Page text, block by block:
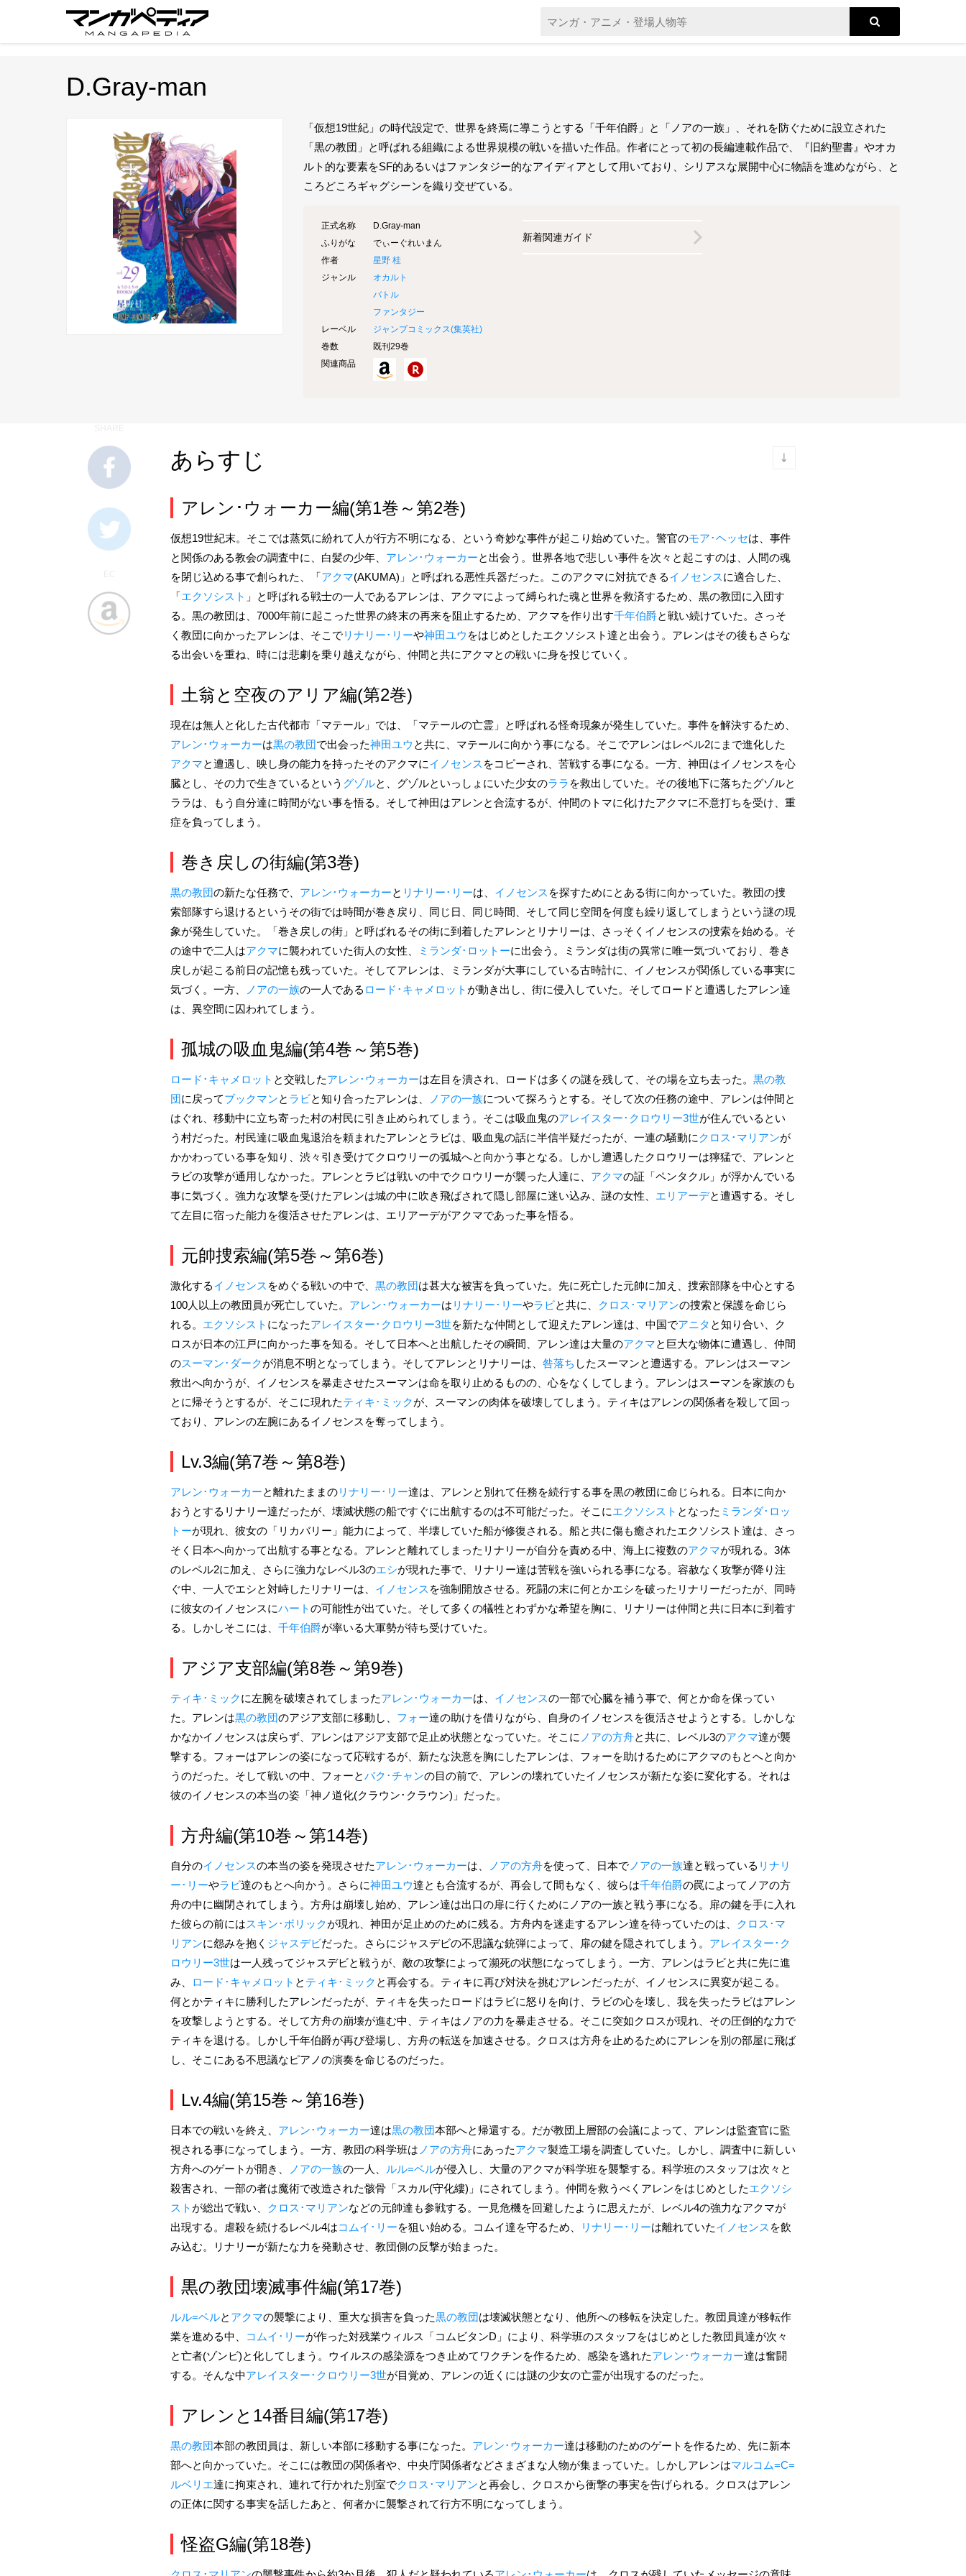
D.Gray-man
「仮想19世紀」の時代設定で、世界を終焉に導こうとする「千年伯爵」と「ノアの一族」、それを防ぐために設立された
「黒の教団」と呼ばれる組織による世界規模の戦いを描いた作品。作者にとって初の長編連載作品で、『旧約聖書』やオカ
ルト的な要素をSF的あるいはファンタジー的なアイディアとして用いており、シリアスな展開中心に物語を進めながら、と
ころどころギャグシーンを織り交ぜている。
正式名称
D.Gray-man
ふりがな
でぃーぐれいまん
作者
星野 桂
ジャンル
オカルト
バトル
ファンタジー
レーベル
ジャンプコミックス(集英社)
巻数
既刊29巻
関連商品
新着関連ガイド
あらすじ
アレン･ウォーカー編(第1巻～第2巻)
仮想19世紀末。そこでは蒸気に紛れて人が行方不明になる、という奇妙な事件が起こり始めていた。警官のモア･ヘッセは、事件
と関係のある教会の調査中に、白髪の少年、 アレン･ウォーカーと出会う。世界各地で悲しい事件を次々と起こすのは、人間の魂
を閉じ込める事で創られた、「アクマ(AKUMA)」と呼ばれる悪性兵器だった。このアクマに対抗できるイノセンスに適合した、
「エクソシスト 」と呼ばれる戦士の一人であるアレンは、アクマによって縛られた魂と世界を救済するため、黒の教団に入団す
る。黒の教団は、7000年前に起こった世界の終末の再来を阻止するため、アクマを作り出す千年伯爵と戦い続けていた。さっそ
く教団に向かったアレンは、そこでリナリー･リーや神田ユウ をはじめとしたエクソシスト達と出会う。アレンはその後もさらな
る出会いを重ね、時には悲劇を乗り越えながら、仲間と共にアクマとの戦いに身を投じていく。
土翁と空夜のアリア編(第2巻)
現在は無人と化した古代都市「マテール」では、「マテールの亡霊」と呼ばれる怪奇現象が発生していた。事件を解決するため、
アレン･ウォーカーは黒の教団で出会った神田ユウ と共に、マテールに向かう事になる。そこでアレンはレベル2にまで進化した
アクマと遭遇し、映し身の能力を持ったそのアクマにイノセンス をコピーされ、苦戦する事になる。一方、神田はイノセンスを心
臓とし、その力で生きているという グゾルと、グゾルといっしょにいた少女のララ を救出していた。その後地下に落ちたグゾルと
ララは、もう自分達に時間がない事を悟る。そして神田はアレンと合流するが、仲間のトマに化けたアクマに不意打ちを受け、重
症を負ってしまう。
巻き戻しの街編(第3巻)
黒の教団の新たな任務で、 アレン･ウォーカーと リナリー･リーは、 イノセンス を探すためにとある街に向かっていた。教団の捜
索部隊すら退けるというその街では時間が巻き戻り、同じ日、同じ時間、そして同じ空間を何度も繰り返してしまうという謎の現
象が発生していた。「巻き戻しの街」と呼ばれるその街に到着したアレンとリナリーは、さっそくイノセンスの捜索を始める。そ
の途中で二人はアクマに襲われていた街人の女性、 ミランダ･ロットーに出会う。ミランダは街の異常に唯一気づいており、巻き
戻しが起こる前日の記憶も残っていた。そしてアレンは、ミランダが大事にしている古時計に、イノセンスが関係している事実に
気づく。一方、
ノアの一族の一人である ロード･キャメロット が動き出し、街に侵入していた。そしてロードと遭遇したアレン達
は、異空間に囚われてしまう。
孤城の吸血鬼編(第4巻～第5巻)
ロード･キャメロット と交戦したアレン･ウォーカーは左目を潰され、ロードは多くの謎を残して、その場を立ち去った。 黒の教
団に戻ってブックマンと ラビと知り合ったアレンは、 ノアの一族について探ろうとする。そして次の任務の途中、アレンは仲間と
はぐれ、移動中に立ち寄った村の村民に引き止められてしまう。そこは吸血鬼のアレイスター･クロウリー3世が住んでいるとい
う村だった。村民達に吸血鬼退治を頼まれたアレンとラビは、吸血鬼の話に半信半疑だったが、一連の騒動に クロス･マリアンが
かかわっている事を知り、渋々引き受けてクロウリーの弧城へと向かう事となる。しかし遭遇したクロウリーは獰猛で、アレンと
ラビの攻撃が通用しなかった。アレンとラビは戦いの中でクロウリーが襲った人達に、 アクマの証「ペンタクル」が浮かんでいる
事に気づく。強力な攻撃を受けたアレンは城の中に吹き飛ばされて隠し部屋に迷い込み、謎の女性、 エリアーデと遭遇する。そし
て左目に宿った能力を復活させたアレンは、エリアーデがアクマであった事を悟る。
元帥捜索編(第5巻～第6巻)
激化するイノセンス をめぐる戦いの中で、 黒の教団は甚大な被害を負っていた。先に死亡した元帥に加え、捜索部隊を中心とする
100人以上の教団員が死亡していた。 アレン･ウォーカーは リナリー･リーやラビと共に、 クロス･マリアンの捜索と保護を命じら
れる。 エクソシスト になったアレイスター･クロウリー3世を新たな仲間として迎えたアレン達は、中国でアニタ と知り合い、ク
ロスが日本の江戸に向かった事を知る。そして日本へと出航したその瞬間、アレン達は大量のアクマと巨大な物体に遭遇し、仲間
のスーマン･ダークが消息不明となってしまう。そしてアレンとリナリーは、 咎落ち したスーマンと遭遇する。アレンはスーマン
救出へ向かうが、イノセンスを暴走させたスーマンは命を取り止めるものの、心をなくしてしまう。アレンはスーマンを家族のも
とに帰そうとするが、そこに現れたティキ･ミックが、スーマンの肉体を破壊してしまう。ティキはアレンの関係者を殺して回っ
ており、アレンの左腕にあるイノセンスを奪ってしまう。
Lv.3編(第7巻～第8巻)
アレン･ウォーカーと離れたままのリナリー･リー達は、アレンと別れて任務を続行する事を黒の教団に命じられる。日本に向か
おうとするリナリー達だったが、壊滅状態の船ですぐに出航するのは不可能だった。そこにエクソシスト となった ミランダ･ロッ
トーが現れ、彼女の「リカバリー」能力によって、半壊していた船が修復される。船と共に傷も癒されたエクソシスト達は、さっ
そく日本へ向かって出航する事となる。アレンと離れてしまったリナリーが自分を責める中、海上に複数のアクマが現れる。3体
のレベル2に加え、さらに強力なレベル3のエシが現れた事で、リナリー達は苦戦を強いられる事になる。容赦なく攻撃が降り注
ぐ中、一人でエシと対峙したリナリーは、 イノセンス を強制開放させる。死闘の末に何とかエシを破ったリナリーだったが、同時
に彼女のイノセンスにハートの可能性が出ていた。そして多くの犠牲とわずかな希望を胸に、リナリーは仲間と共に日本に到着す
る。しかしそこには、 千年伯爵が率いる大軍勢が待ち受けていた。
アジア支部編(第8巻～第9巻)
ティキ･ミックに左腕を破壊されてしまったアレン･ウォーカーは、 イノセンスの一部で心臓を補う事で、何とか命を保ってい
た。アレンは黒の教団のアジア支部に移動し、 フォー達の助けを借りながら、自身のイノセンスを復活させようとする。しかしな
かなかイノセンスは戻らず、アレンはアジア支部で足止め状態となっていた。そこに ノアの方舟と共に、レベル3のアクマ達が襲
撃する。フォーはアレンの姿になって応戦するが、新たな決意を胸にしたアレンは、フォーを助けるためにアクマのもとへと向か
うのだった。そして戦いの中、フォーとバク･チャンの目の前で、アレンの壊れていたイノセンスが新たな姿に変化する。それは
彼のイノセンスの本当の姿「神ノ道化(クラウン･クラウン)」だった。
方舟編(第10巻～第14巻)
自分のイノセンスの本当の姿を発現させたアレン･ウォーカーは、 ノアの方舟を使って、日本で ノアの一族達と戦っている リナリ
ー･リーやラビ達のもとへ向かう。さらに神田ユウ達とも合流するが、再会して間もなく、彼らは千年伯爵の罠によってノアの方
舟の中に幽閉されてしまう。方舟は崩壊し始め、アレン達は出口の扉に行くためにノアの一族と戦う事になる。扉の鍵を手に入れ
た彼らの前にはスキン･ボリックが現れ、神田が足止めのために残る。方舟内を迷走するアレン達を待っていたのは、
クロス･マ
リアンに怨みを抱く ジャスデビだった。さらにジャスデビの不思議な銃弾によって、扉の鍵を隠されてしまう。 アレイスター･ク
ロウリー3世は一人残ってジャスデビと戦うが、敵の攻撃によって瀕死の状態になってしまう。一方、アレンはラビと共に先に進
み、
ロード･キャメロット と ティキ･ミック と再会する。ティキに再び対決を挑むアレンだったが、イノセンスに異変が起こる。
何とかティキに勝利したアレンだったが、ティキを失ったロードはラビに怒りを向け、ラビの心を壊し、我を失ったラビはアレン
を攻撃しようとする。そして方舟の崩壊が進む中、ティキはノアの力を暴走させる。そこに突如クロスが現れ、その圧倒的な力で
ティキを退ける。しかし千年伯爵が再び登場し、方舟の転送を加速させる。クロスは方舟を止めるためにアレンを別の部屋に飛ば
し、そこにある不思議なピアノの演奏を命じるのだった。
Lv.4編(第15巻～第16巻)
日本での戦いを終え、 アレン･ウォーカー達は黒の教団本部へと帰還する。だが教団上層部の会議によって、アレンは監査官に監
視される事になってしまう。一方、教団の科学班は ノアの方舟にあったアクマ製造工場を調査していた。しかし、調査中に新しい
方舟へのゲートが開き、
ノアの一族の一人、 ルル=ベルが侵入し、大量のアクマが科学班を襲撃する。科学班のスタッフは次々と
殺害され、一部の者は魔術で改造された骸骨「スカル(守化縷)」にされてしまう。仲間を救うべくアレンをはじめとしたエクソシ
スト が総出で戦い、 クロス･マリアンなどの元帥達も参戦する。一見危機を回避したように思えたが、レベル4の強力なアクマが
出現する。虐殺を続けるレベル4はコムイ･リーを狙い始める。コムイ達を守るため、 リナリー･リーは離れていたイノセンス を飲
み込む。リナリーが新たな力を発動させ、教団側の反撃が始まった。
黒の教団壊滅事件編(第17巻)
ルル=ベルと アクマの襲撃により、重大な損害を負った黒の教団は壊滅状態となり、他所への移転を決定した。教団員達が移転作
業を進める中、
コムイ･リーが作った対残業ウィルス「コムビタンD」により、科学班のスタッフをはじめとした教団員達が次々
と亡者(ゾンビ)と化してしまう。ウイルスの感染源をつき止めてワクチンを作るため、感染を逃れたアレン･ウォーカー達は奮闘
する。そんな中アレイスター･クロウリー3世が目覚め、アレンの近くには謎の少女の亡霊が出現するのだった。
アレンと14番目編(第17巻)
黒の教団本部の教団員は、新しい本部に移動する事になった。 アレン･ウォーカー達は移動のためのゲートを作るため、先に新本
部へと向かっていた。そこには教団の関係者や、中央庁関係者などさまざまな人物が集まっていた。しかしアレンはマルコム=C=
ルベリエ達に拘束され、連れて行かれた別室でクロス･マリアンと再会し、クロスから衝撃の事実を告げられる。クロスはアレン
の正体に関する事実を話したあと、何者かに襲撃されて行方不明になってしまう。
怪盗G編(第18巻)